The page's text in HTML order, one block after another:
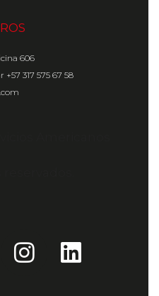
606
+57 317 575 67 58